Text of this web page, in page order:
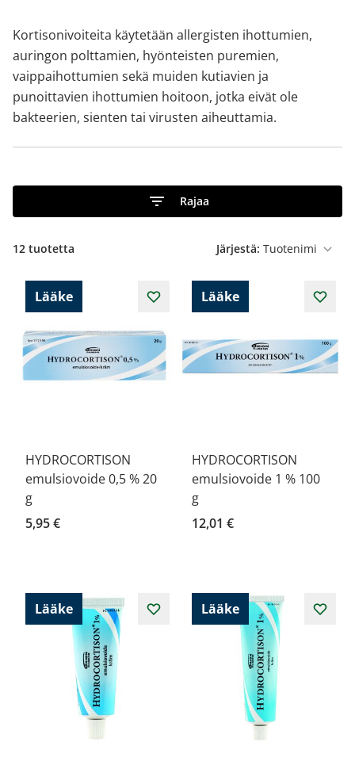
Kortisonivoiteita käytetään allergisten ihottumien,
auringon polttamien, hyönteisten puremien,
vaippaihottumien sekä muiden kutiavien ja
punoittavien ihottumien hoitoon, jotka eivät ole
bakteerien, sienten tai virusten aiheuttamia.
Rajaa
12 tuotetta Järjestä:
Lääke
HYDROCORTISON
emulsiovoide 0,5 % 20
g
5,95 €
Lääke
HYDROCORTISON
emulsiovoide 1 % 100
g
12,01 €
Lääke Lääke